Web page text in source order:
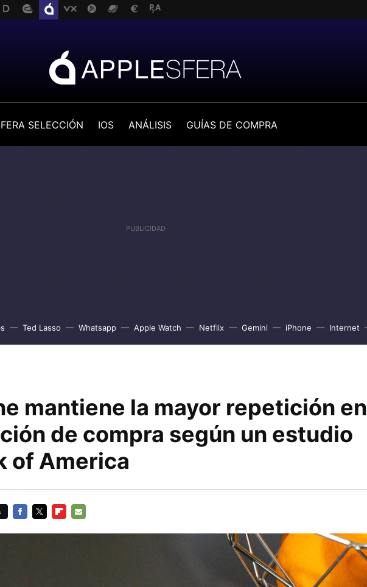
SELECCIÓN IOS ANÁLISIS GUÍAS DE COMPRA
Ted Lasso Whatsapp Apple Watch Netflix Gemini iPhone Internet
mantiene la mayor repetición en
de compra según un estudio
of America